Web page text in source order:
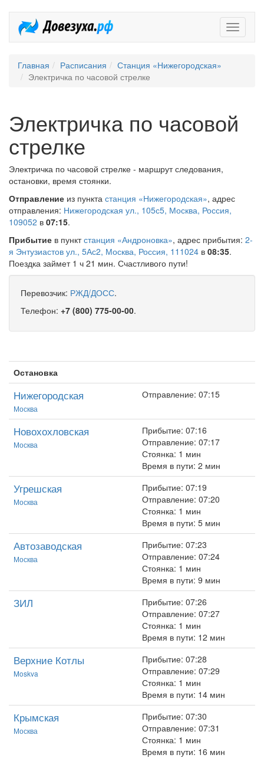
Главная Расписания
Станция «Нижегородская»
Электричка по часовой стрелке
Электричка по часовой
стрелке
Электричка по часовой стрелке - маршрут следования,
остановки, время стоянки.
Отправление из пункта станция «Нижегородская», адрес
отправления: Нижегородская ул., 105с5, Москва, Россия,
109052 в 07:15.
Прибытие в пунктстанция «Андроновка», адрес прибытия: 2-
я Энтузиастов ул., 5Ас2, Москва, Россия, 111024 в 08:35.
Поездка займет 1 ч 21 мин. Счастливого пути!
Перевозчик: РЖД/ДОСС.
Телефон: +7 (800) 775-00-00.
Остановка
Нижегородская
Москва
Отправление: 07:15
Новохохловская
Москва
Прибытие: 07:16
Отправление: 07:17
Стоянка: 1 мин
Время в пути: 2 мин
Угрешская
Москва
Прибытие: 07:19
Отправление: 07:20
Стоянка: 1 мин
Время в пути: 5 мин
Автозаводская
Москва
Прибытие: 07:23
Отправление: 07:24
Стоянка: 1 мин
Время в пути: 9 мин
ЗИЛ
Прибытие: 07:26
Отправление: 07:27
Стоянка: 1 мин
Время в пути: 12 мин
Верхние Котлы
Moskva
Прибытие: 07:28
Отправление: 07:29
Стоянка: 1 мин
Время в пути: 14 мин
Крымская
Москва
Прибытие: 07:30
Отправление: 07:31
Стоянка: 1 мин
Время в пути: 16 мин